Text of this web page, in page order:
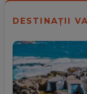
DESTINAȚII